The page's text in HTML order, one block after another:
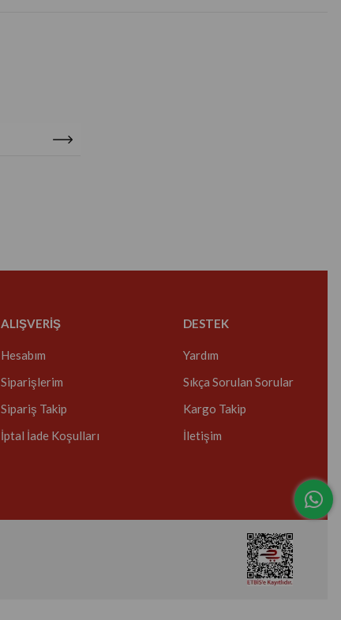
ALIŞVERİŞ
Hesabım
Siparişlerim
Sipariş Takip
İptal İade Koşulları
DESTEK
Yardım
Sıkça Sorulan Sorular
Kargo Takip
İletişim